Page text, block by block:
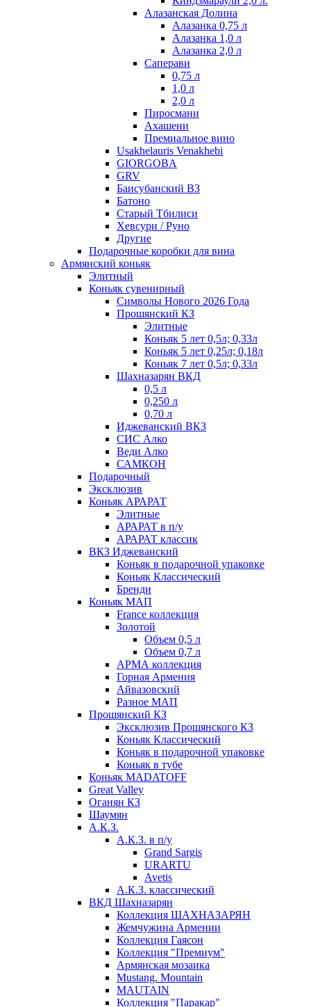
Алазанская Долина
Алазанка 0,75 л
Алазанка 1,0 л
Алазанка 2,0 л
Саперави
0,75 л
1,0 л
2,0 л
Пиросмани
Ахашени
Премиальное вино
Usakhelauris Venakhebi
GIORGOBA
GRV
Баисубанский ВЗ
Батоно
Старый Тбилиси
Хевсури / Руно
Другие
Подарочные коробки для вина
Армянский коньяк
Элитный
Коньяк сувенирный
Символы Нового 2026 Года
Прошянский КЗ
Элитные
Коньяк 5 лет 0,5л; 0,33л
Коньяк 5 лет 0,25л; 0,18л
Коньяк 7 лет 0,5л; 0,33л
Шахназарян ВКД
0,5 л
0,250 л
0,70 л
Иджеванский ВКЗ
СИС Алко
Веди Алко
САМКОН
Подарочный
Эксклюзив
Коньяк АРАРАТ
Элитные
АРАРАТ в п/у
АРАРАТ классик
ВКЗ Иджеванский
Коньяк в подарочной упаковке
Коньяк Классический
Бренди
Коньяк МАП
France коллекция
Золотой
Объем 0,5 л
Объем 0,7 л
АРМА коллекция
Горная Армения
Айвазовский
Разное МАП
Прошянский КЗ
Эксклюзив Прошянского КЗ
Коньяк Классический
Коньяк в подарочной упаковке
Коньяк в тубе
Коньяк MADATOFF
Great Valley
Оганян КЗ
Шаумян
А.К.З.
А.К.З. в п/у
Grand Sargis
URARTU
Avetis
А.К.З. классический
ВКД Шахназарян
Коллекция ШАХНАЗАРЯН
Жемчужина Армении
Коллекция Гаясон
Коллекция "Премиум"
Армянская мозаика
Mustang. Mountain
MAUTAIN
Коллекция "Паракар"